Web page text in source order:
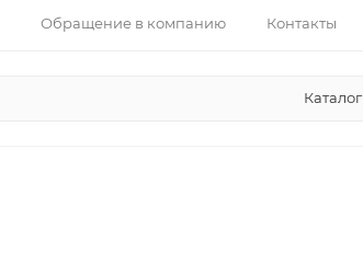
Обращение в компанию Контакты
Каталог